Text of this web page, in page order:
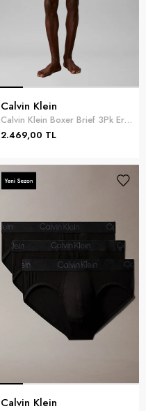
Calvin Klein
Calvin Klein Boxer Brief 3Pk Erkek 3lü Boxer Siyah
2.469,00 TL
Calvin Klein